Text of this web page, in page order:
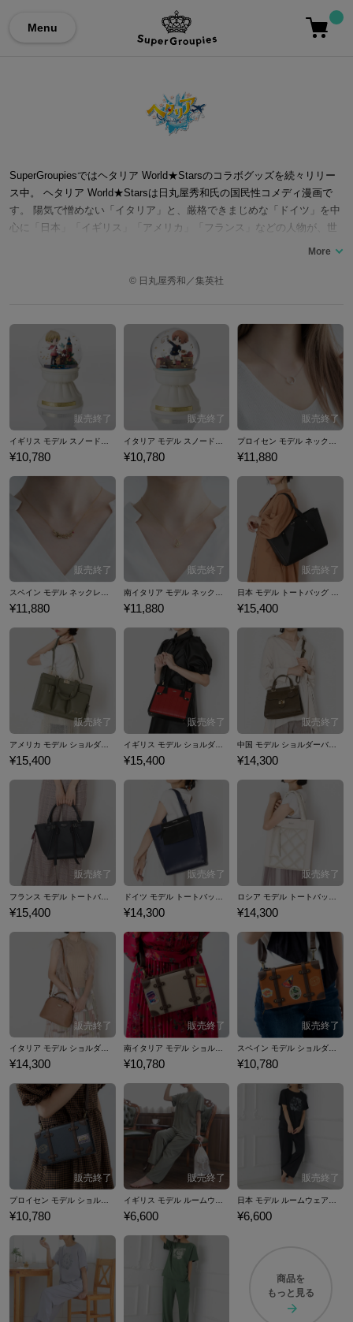
Menu
SuperGroupiesではヘタリア World★Starsのコラボグッズを続々リリー
ス中。 ヘタリア World★Starsは日丸屋秀和氏の国民性コメディ漫画で
す。 陽気で憎めない「イタリア」と、厳格できまじめな「ドイツ」を中
心に「日本」「イギリス」「アメリカ」「フランス」などの人物が、世
界史のエピソードや文化・習慣にちなんだやりとりをコミカルに表現。
き、幅広い世代から根強い人気を誇る作品です。 ここではヘタリア Worl
たします。
© 日丸屋秀和／集英社
¥10,780 ¥10,780 ¥11,880
スペイン モデル ネックレス ヘタリアWorld★Stars
¥11,880
南イタリア モデル ネックレス ヘタリアWorld★Stars
¥11,880
日本 モデル トートバッグ ヘタリア World★Stars
¥15,400
¥15,400
イギリス モデル ショルダーバッグ ヘタリア World★Stars
¥15,400 ¥14,300
¥15,400 ¥14,300 ¥14,300
イタリア モデル ショルダーバッグ ヘタリア World★Stars
¥14,300
南イタリア モデル ショルダーマルチケース ヘタリア World★Stars
¥10,780
スペイン モデル ショルダーマルチケース ヘタリア World★Stars
¥10,780
¥10,780 ¥6,600 ¥6,600
商品を
もっと見る